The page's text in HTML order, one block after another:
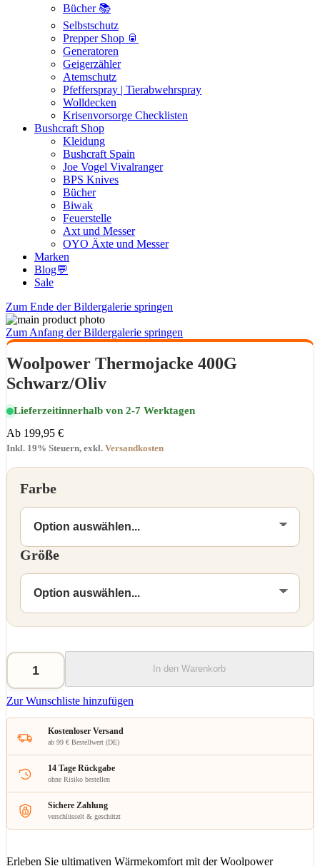
Bücher 📚
Selbstschutz
Prepper Shop 🥫
Generatoren
Geigerzähler
Atemschutz
Pfefferspray | Tierabwehrspray
Wolldecken
Krisenvorsorge Checklisten
Bushcraft Shop
Kleidung
Bushcraft Spain
Joe Vogel Vivalranger
BPS Knives
Bücher
Biwak
Feuerstelle
Axt und Messer
OYO Äxte und Messer
Marken
Blog💬
Sale
Zum Ende der Bildergalerie springen
Zum Anfang der Bildergalerie springen
Woolpower Thermojacke 400G
Schwarz/Oliv
Lieferzeitinnerhalb von 2-7 Werktagen
Ab 199,95 €
Inkl. 19% Steuern, exkl. Versandkosten
Farbe
Größe
In den Warenkorb
Zur Wunschliste hinzufügen
Kostenloser Versand
ab 99 € Bestellwert (DE)
14 Tage Rückgabe
ohne Risiko bestellen
Sichere Zahlung
verschlüsselt & geschützt
Erleben Sie ultimativen Wärmekomfort mit der Woolpower